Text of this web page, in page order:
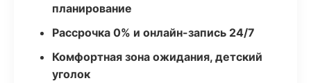
планирование
Рассрочка 0% и онлайн-запись 24/7
Комфортная зона ожидания, детский
уголок